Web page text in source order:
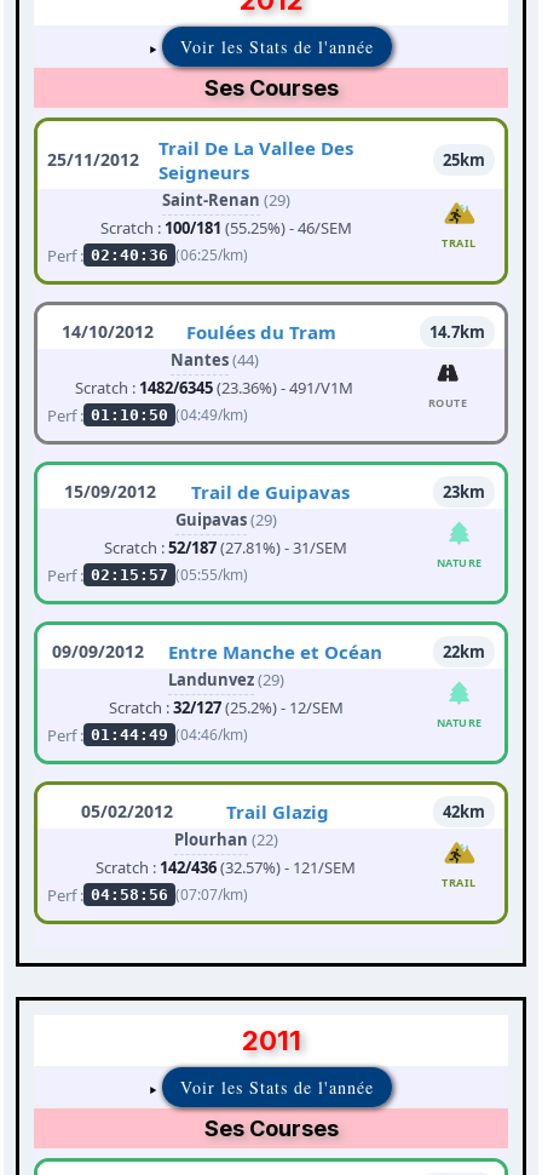
Voir les Stats de l'année
Ses Courses
25/11/2012
Trail De La Vallee Des
Seigneurs
25km
Saint-Renan (29)
Scratch : 100/181 (55.25%) - 46/SEM
Perf : 02:40:36 (06:25/km)
TRAIL
14/10/2012 Foulées du Tram
14.7km
Nantes(44)
Scratch : 1482/6345(23.36%) - 491/V1M
Perf : 01:10:50 (04:49/km)
ROUTE
15/09/2012 Trail de Guipavas
23km
Guipavas(29)
Scratch :52/187(27.81%) - 31/SEM
Perf : 02:15:57 (05:55/km)
NATURE
09/09/2012 Entre Manche et Océan
22km
Landunvez(29)
Scratch :32/127(25.2%) - 12/SEM
Perf : 01:44:49 (04:46/km)
NATURE
05/02/2012 Trail Glazig
42km
Plourhan (22)
Scratch : 142/436(32.57%) - 121/SEM
Perf : 04:58:56 (07:07/km)
TRAIL
2011
Voir les Stats de l'année
Ses Courses